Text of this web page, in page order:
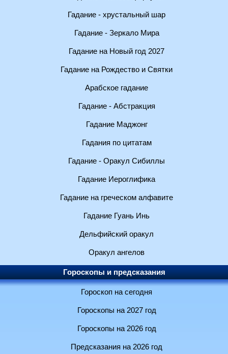
Гадание - хрустальный шар
Гадание - Зеркало Мира
Гадание на Новый год 2027
Гадание на Рождество и Святки
Арабское гадание
Гадание - Абстракция
Гадание Маджонг
Гадания по цитатам
Гадание - Оракул Сибиллы
Гадание Иероглифика
Гадание на греческом алфавите
Гадание Гуань Инь
Дельфийский оракул
Оракул ангелов
Гороскопы и предсказания
Гороскоп на сегодня
Гороскопы на 2027 год
Гороскопы на 2026 год
Предсказания на 2026 год